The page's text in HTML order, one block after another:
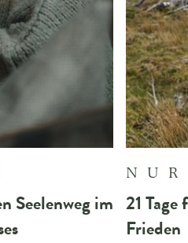
Seelenweg im 21
Frieden